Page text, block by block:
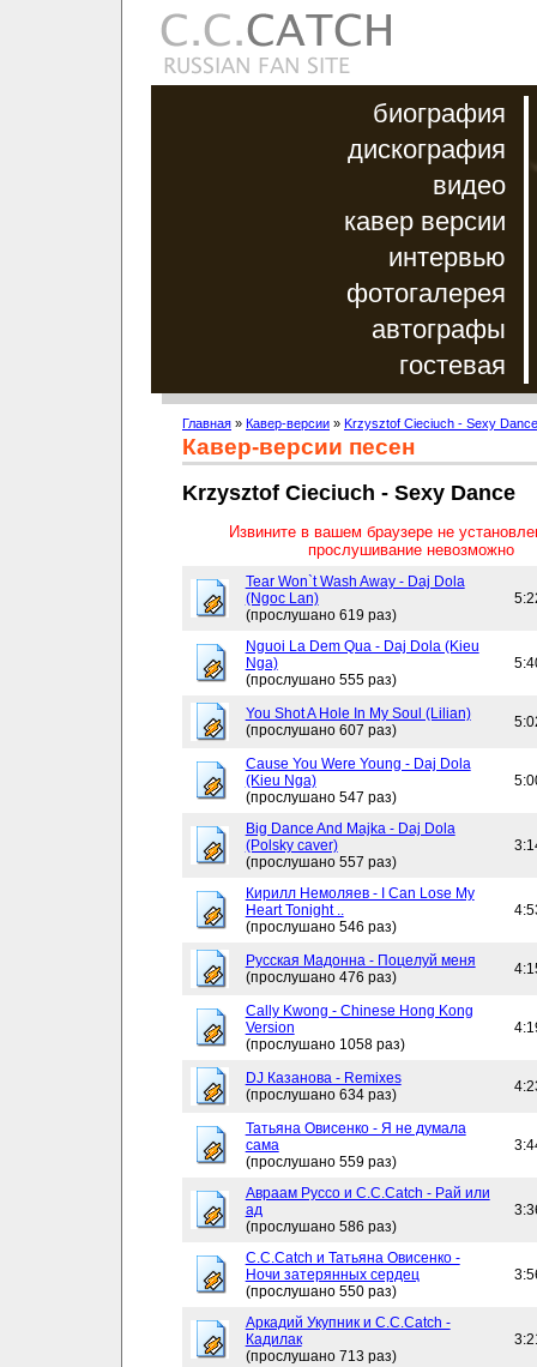
биография
дискография
видео
кавер версии
интервью
фотогалерея
автографы
гостевая
Главная » Кавер-версии » Krzysztof Cieciuch - Sexy Dance
Кавер-версии песен
Krzysztof Cieciuch - Sexy Dance
Извините в вашем браузере не
прослушивание невозможно
Tear Won`t Wash Away - Daj Dola
(Ngoc Lan)
(прослушано 619 раз)
Nguoi La Dem Qua - Daj Dola (Kieu
Nga)
(прослушано 555 раз)
You Shot A Hole In My Soul (Lilian)
(прослушано 607 раз)
Cause You Were Young - Daj Dola
(Kieu Nga)
(прослушано 547 раз)
Big Dance And Majka - Daj Dola
(Polsky caver)
(прослушано 557 раз)
Кирилл Немоляев - I Can Lose My
Heart Tonight ..
(прослушано 546 раз)
Русская Мадонна - Поцелуй меня
(прослушано 476 раз)
Cally Kwong - Chinese Hong Kong
Version
(прослушано 1058 раз)
DJ Казанова - Remixes
(прослушано 634 раз)
Татьяна Овисенко - Я не думала
сама
(прослушано 559 раз)
Авраам Руссо и C.C.Catch - Рай или
ад
(прослушано 586 раз)
C.C.Catch и Татьяна Овисенко -
Ночи затерянных сердец
(прослушано 550 раз)
Аркадий Укупник и C.C.Catch -
Кадилак
(прослушано 713 раз)